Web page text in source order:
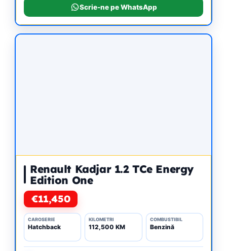
Scrie-ne pe WhatsApp
Renault Kadjar 1.2 TCe Energy
Edition One
€11,450
CAROSERIE
Hatchback
KILOMETRI
112,500 KM
COMBUSTIBIL
Benzină